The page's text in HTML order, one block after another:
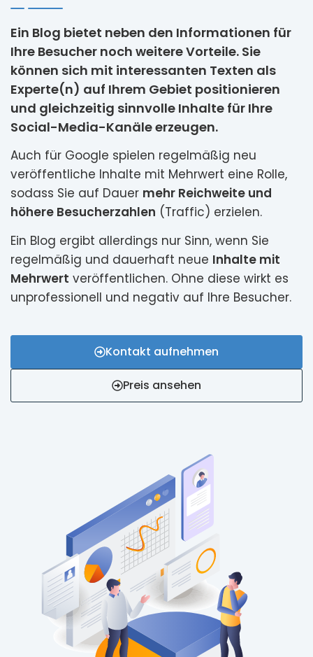
Ein Blog bietet neben den Informationen für
Ihre Besucher noch weitere Vorteile. Sie
können sich mit interessanten Texten als
Experte(n) auf Ihrem Gebiet positionieren
und gleichzeitig sinnvolle Inhalte für Ihre
Social-Media-Kanäle erzeugen.
Auch für Google spielen regelmäßig neu
veröffentliche Inhalte mit Mehrwert eine Rolle,
sodass Sie auf Dauer mehr Reichweite und
höhere Besucherzahlen (Traffic) erzielen.
Ein Blog ergibt allerdings nur Sinn, wenn Sie
regelmäßig und dauerhaft neue Inhalte mit
Mehrwert veröffentlichen. Ohne diese wirkt es
unprofessionell und negativ auf Ihre Besucher.
Kontakt aufnehmen
Preis ansehen